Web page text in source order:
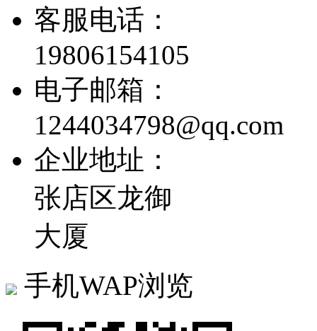
客服电话：
19806154105
电子邮箱：
1244034798@qq.com
企业地址：
张店区龙御
大厦
手机WAP浏览